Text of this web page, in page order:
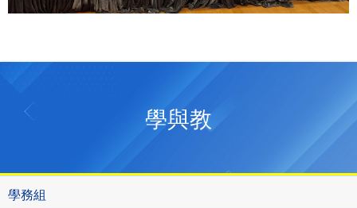
學與教
學務組